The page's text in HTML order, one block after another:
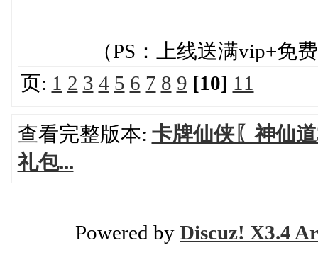
（PS：上线送满vip+免费
页: 1 2 3 4 5 6 7 8 9 [10] 11
查看完整版本: 卡牌仙侠〖神仙
礼包...
Powered by Discuz! X3.4